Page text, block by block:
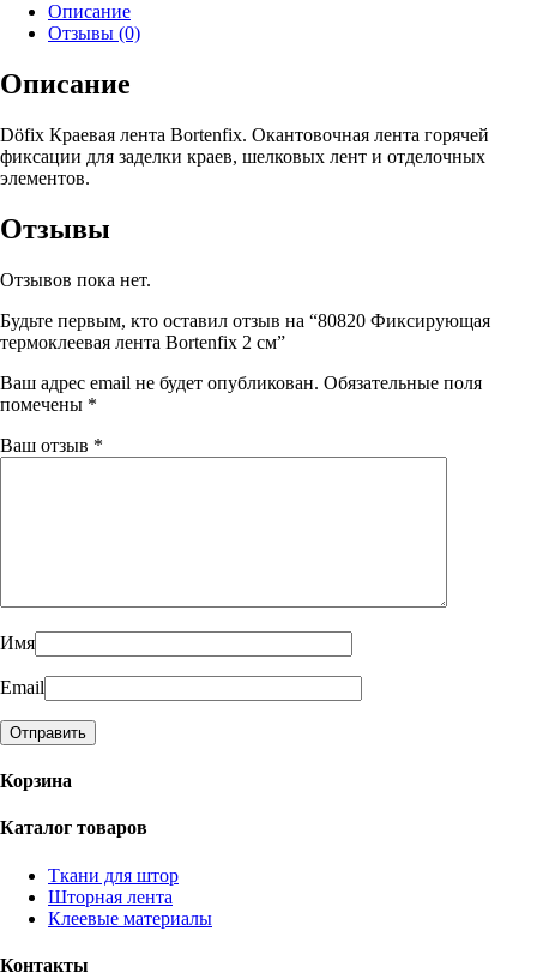
Описание
Отзывы (0)
Описание
Döfix Краевая лента Bortenfix. Окантовочная лента горячей
фиксации для заделки краев, шелковых лент и отделочных
элементов.
Отзывы
Отзывов пока нет.
Будьте первым, кто оставил отзыв на “80820 Фиксирующая
термоклеевая лента Bortenfix 2 см”
Ваш адрес email не будет опубликован. Обязательные поля
помечены *
Ваш отзыв *
Имя
Email
Корзина
Каталог товаров
Ткани для штор
Шторная лента
Клеевые материалы
Контакты